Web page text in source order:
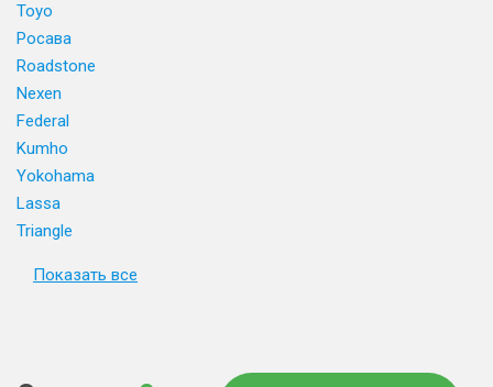
Toyo
Росава
Roadstone
Nexen
Federal
Kumho
Yokohama
Lassa
Triangle
Показать все